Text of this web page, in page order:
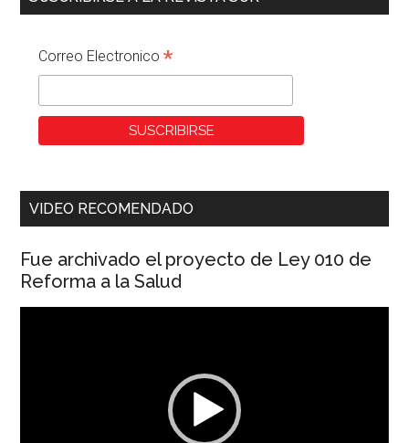
Correo Electronico*
VIDEO RECOMENDADO
Fue archivado el proyecto de Ley 010 de
Reforma a la Salud